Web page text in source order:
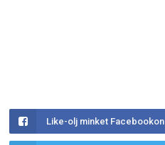
Like-olj minket Facebookon